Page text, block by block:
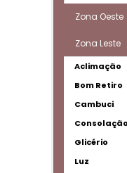
Zona Oeste
Zona Leste
Aclimação
Bom Retiro
Cambuci
Consolação
Glicério
Luz